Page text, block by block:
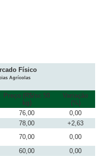
Físico
Agrícolas
Preço (R$/sc 50
kg)
Variação
(%)
76,00
0,00
78,00
+2,63
70,00
0,00
60,00
0,00